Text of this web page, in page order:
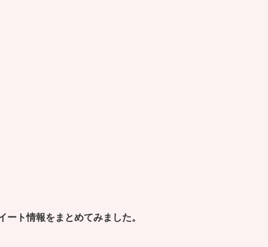
ト情報をまとめてみました。